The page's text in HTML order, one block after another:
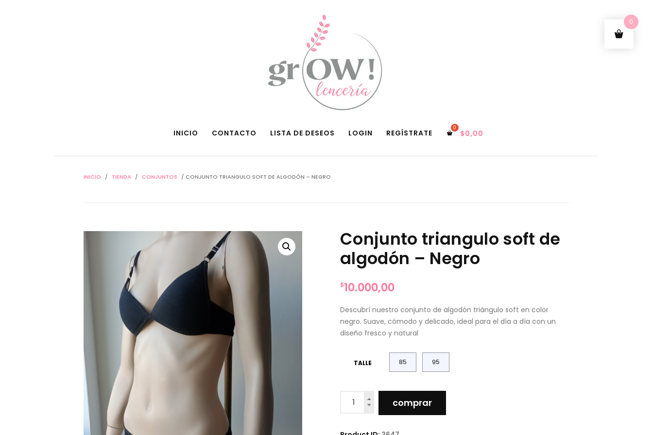
INICIO CONTACTO LISTA DE DESEOS LOGIN REGÍSTRATE $0,00
INICIO / TIENDA / CONJUNTOS / CONJUNTO TRIANGULO SOFT DE ALGODÓN – NEGRO
Conjunto triangulo soft de
algodón – Negro
$10.000,00
Descubrí nuestro conjunto de algodón triángulo soft en color
negro. Suave, cómodo y delicado, ideal para el día a día con un
diseño fresco y natural
TALLE 85 95
Conjunto
triangulo
de
comprar
0